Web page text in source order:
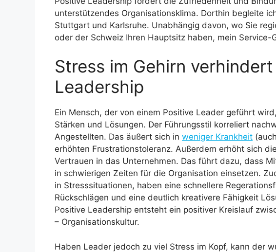
unterstützendes Organisationsklima. Dorthin begleite
Stuttgart und Karlsruhe. Unabhängig davon, wo Sie
oder der Schweiz Ihren Hauptsitz haben, mein Service-
Stress im Gehirn
Leadership
Ein Mensch, der von einem Positive Leader geführt
Stärken und Lösungen. Der Führungsstil korreliert
Angestellten. Das äußert sich in weniger Krankheit
erhöhten Frustrationstoleranz. Außerdem erhöht sich
Vertrauen in das Unternehmen. Das führt dazu, dass
in schwierigen Zeiten für die Organisation einsetzen.
in Stresssituationen, haben eine schnellere
Rückschlägen und eine deutlich kreativere Fähigkeit
Positive Leadership entsteht ein positiver Kreislauf
– Organisationskultur.
Haben Leader jedoch zu viel Stress im Kopf, kann der